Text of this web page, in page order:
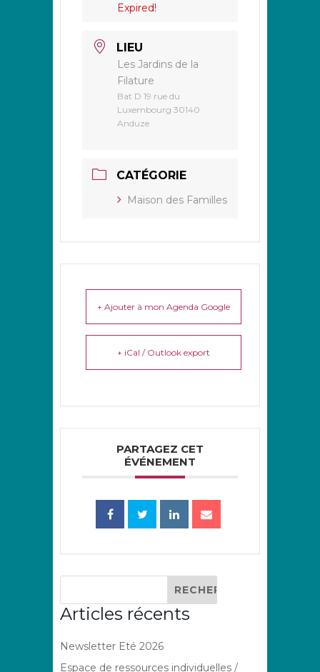
Expired!
LIEU
Les Jardins de la
Filature
Bat D 19 rue du
Luxembourg 30140
Anduze
CATÉGORIE
Maison des Familles
+ Ajouter à mon Agenda Google
+ iCal / Outlook export
PARTAGEZ CET
ÉVÉNEMENT
Articles récents
Newsletter Eté 2026
Espace de ressources individuelles /